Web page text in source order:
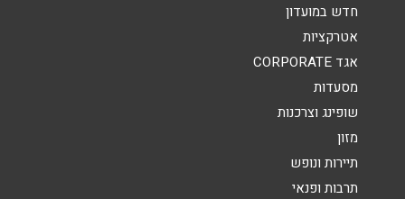
חדש במועדון
אטרקציות
אגד CORPORATE
מסעדות
שופינג וצרכנות
מזון
תיירות ונופש
תרבות ופנאי